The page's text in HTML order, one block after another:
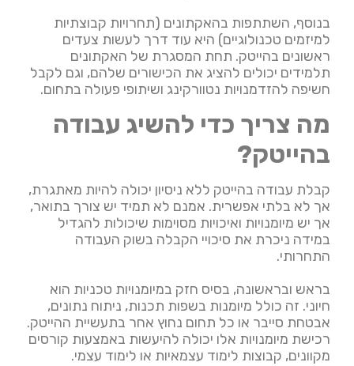
בנוסף, השתתפות בהאקתונים (תחרויות קבוצתיות
למיזמים טכנולוגיים) היא עוד דרך לעשות צעדים
ראשונים בהייטק. תחת המסגרת של האקתונים
תלמידים יכולים להציג את הכישורים שלהם, וגם לקבל
חשיפה להזדמנויות נטוורקינג ושיתופי פעולה בתחום.
מה צריך כדי להשיג עבודה
בהייטק?
קבלת עבודה בהייטק ללא ניסיון יכולה להיות מאתגרת,
אך לא בלתי אפשרית. אמנם לא תמיד יש צורך בתואר,
אך יש מיומנויות ואיכויות מסוימות שיכולות להגדיל
במידה ניכרת את סיכויי הקבלה בשוק העבודה
התחרותי.
בראש ובראשונה, בסיס חזק במיומנויות טכניות הוא
חיוני. זה כולל מיומנות בשפות תכנות, ניתוח נתונים,
אבטחת סייבר או כל תחום נחוץ אחר בתעשיית ההייטק.
רכישת מיומנויות אלו יכולה להיעשות באמצעות קורסים
מקוונים, קבוצות לימוד עצמאיות או לימוד עצמי.